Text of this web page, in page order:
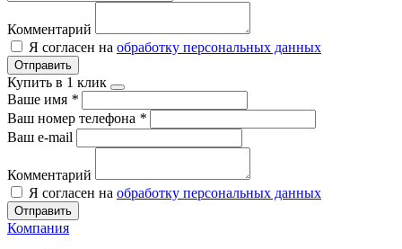
Комментарий
Я согласен на обработку персональных данных
Отправить
Купить в 1 клик
Ваше имя *
Ваш номер телефона *
Ваш e-mail
Комментарий
Я согласен на обработку персональных данных
Отправить
Компания